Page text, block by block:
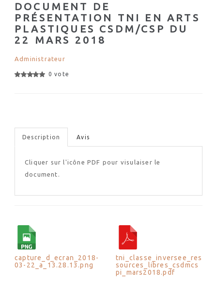
DOCUMENT DE
PRÉSENTATION TNI EN ARTS
PLASTIQUES CSDM/CSP DU
22 MARS 2018
Administrateur
0 vote
Description Avis
Cliquer sur l'icône PDF pour visulaiser le
document.
capture_d_ecran_2018-
03-22_a_13.28.13.png
tni_classe_inversee_res
sources_libres_csdmcs
pi_mars2018.pdf